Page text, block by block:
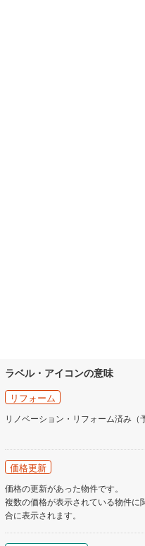
ラベル・アイコンの意味
リフォーム
リノベーション・リフォーム済み（
価格更新
価格の更新があった物件です。
複数の価格が表示されている物件
合に表示されます。